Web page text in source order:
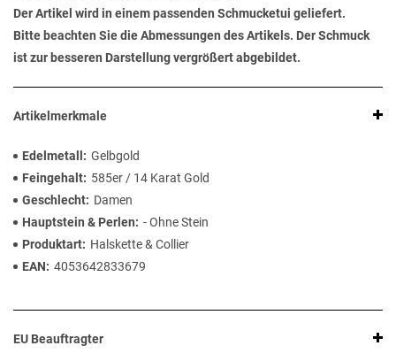
Der Artikel wird in einem passenden Schmucketui geliefert.
Bitte beachten Sie die Abmessungen des Artikels. Der Schmuck
ist zur besseren Darstellung vergrößert abgebildet.
Artikelmerkmale
Edelmetall
Gelbgold
Feingehalt
585er / 14 Karat Gold
Geschlecht
Damen
Hauptstein & Perlen
- Ohne Stein
Produktart
Halskette & Collier
EAN
4053642833679
EU Beauftragter